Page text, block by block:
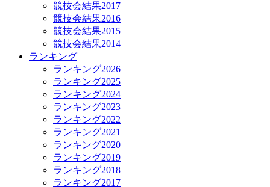
競技会結果2017
競技会結果2016
競技会結果2015
競技会結果2014
ランキング
ランキング2026
ランキング2025
ランキング2024
ランキング2023
ランキング2022
ランキング2021
ランキング2020
ランキング2019
ランキング2018
ランキング2017